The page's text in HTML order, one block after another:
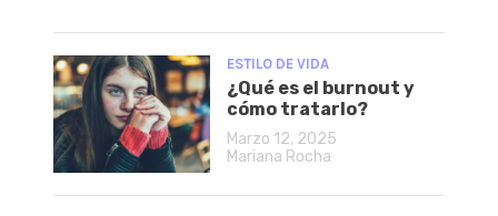
ESTILO DE VIDA
¿Qué es el burnout y
cómo tratarlo?
Marzo 12, 2025
Mariana Rocha